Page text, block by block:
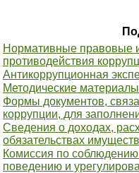
Нормативные правовые
противодействия
Антикоррупционная
Методические материалы
Формы документов,
коррупции, для
Сведения о доходах,
обязательствах
Комиссия по
поведению и